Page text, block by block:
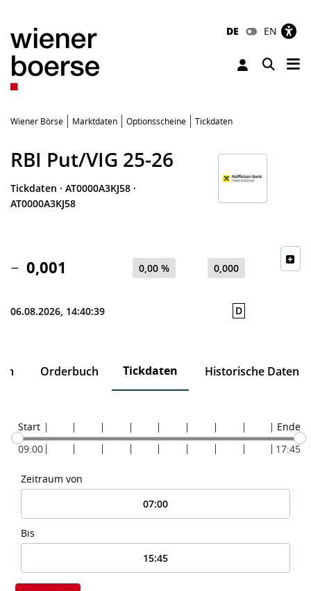
DE EN
Toggle
Wiener Börse Marktdaten Optionsscheine Tickdaten
RBI Put/VIG 25-26
Tickdaten · AT0000A3KJ58 ·
AT0000A3KJ58
0,001 0,00 % 0,000
06.08.2026, 14:40:39 D
Orderbuch Tickdaten Historische Daten
Start
09:00
Ende
17:45
Zeitraum von
Bis